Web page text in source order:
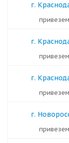
г.
Привезем
г.
Привезем
г.
Привезем
г.
Привезем